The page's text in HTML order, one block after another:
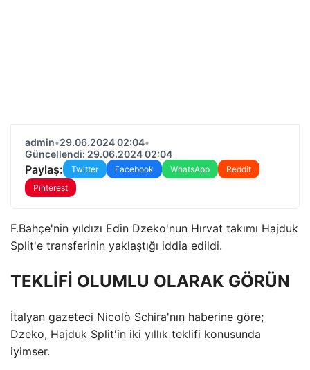
admin•29.06.2024 02:04•
Güncellendi: 29.06.2024 02:04
Paylaş: Twitter Facebook WhatsApp
Reddit
Pinterest
F.Bahçe'nin yıldızı Edin Dzeko'nun Hırvat takımı Hajduk
Split'e transferinin yaklaştığı iddia edildi.
TEKLİFİ OLUMLU OLARAK GÖRÜN
İtalyan gazeteci Nicolò Schira'nın haberine göre;
Dzeko, Hajduk Split'in iki yıllık teklifi konusunda
iyimser.